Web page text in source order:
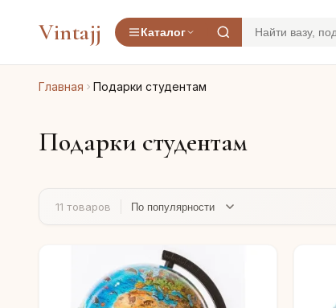
Vintajj Каталог
Главная Подарки студентам
Подарки студентам
11 товаров